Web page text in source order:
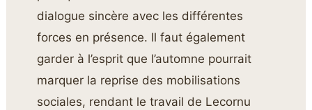
dialogue sincère avec les différentes
forces en présence. Il faut également
garder à l’esprit que l’automne pourrait
marquer la reprise des mobilisations
sociales, rendant le travail de Lecornu